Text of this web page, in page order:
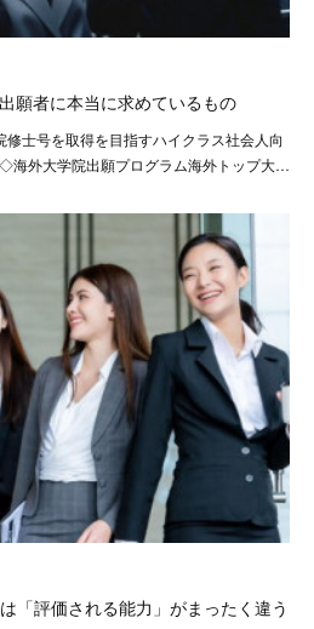
願者に本当に求めているもの
士号を取得を目指すハイクラス社会人向
海外大学院出願プログラム海外トップ大…
「評価される能力」がまったく違う